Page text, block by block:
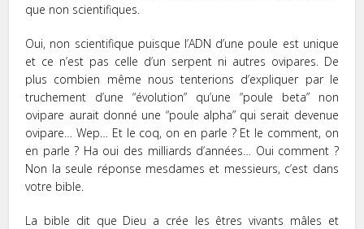
que non scientifiques.
Oui, non scientifique puisque l’ADN d’une poule est unique
et ce n’est pas celle d’un serpent ni autres ovipares. De
plus combien même nous tenterions d’expliquer par le
truchement d’une “évolution” qu’une “poule beta” non
ovipare aurait donné une “poule alpha” qui serait devenue
ovipare… Wep… Et le coq, on en parle ? Et le comment, on
en parle ? Ha oui des milliards d’années… Oui comment ?
Non la seule réponse mesdames et messieurs, c’est dans
votre bible.
La bible dit que Dieu a crée les êtres vivants mâles et